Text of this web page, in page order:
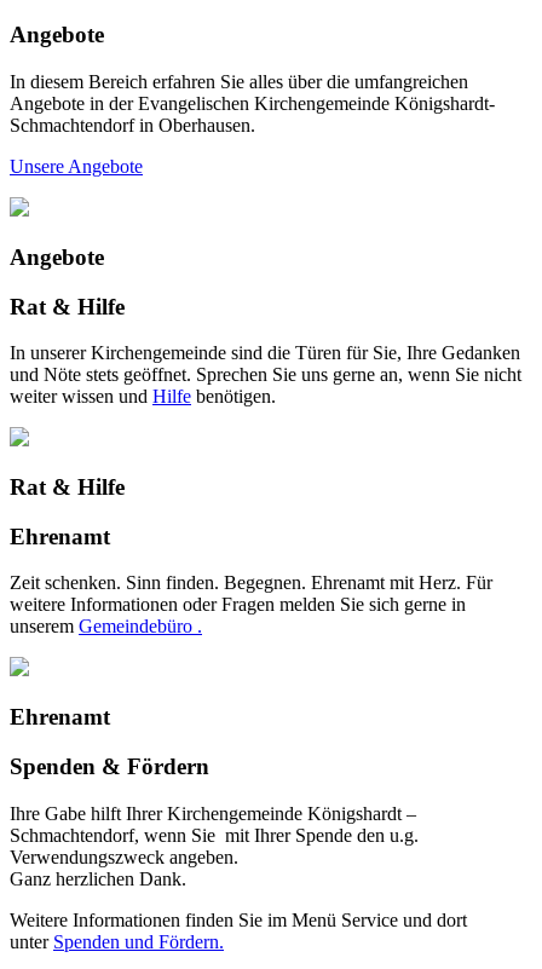
Angebote
In diesem Bereich erfahren Sie alles über die umfangreichen
Angebote in der Evangelischen Kirchengemeinde Königshardt-
Schmachtendorf in Oberhausen.
Unsere Angebote
Angebote
Rat & Hilfe
In unserer Kirchengemeinde sind die Türen für Sie, Ihre Gedanken
und Nöte stets geöffnet. Sprechen Sie uns gerne an, wenn Sie nicht
weiter wissen und Hilfe benötigen.
Rat & Hilfe
Ehrenamt
Zeit schenken. Sinn finden. Begegnen. Ehrenamt mit Herz. Für
weitere Informationen oder Fragen melden Sie sich gerne in
unserem Gemeindebüro .
Ehrenamt
Spenden & Fördern
Ihre Gabe hilft Ihrer Kirchengemeinde Königshardt –
Schmachtendorf, wenn Sie mit Ihrer Spende den u.g.
Verwendungszweck angeben.
Ganz herzlichen Dank.
Weitere Informationen finden Sie im Menü Service und dort
unter Spenden und Fördern.